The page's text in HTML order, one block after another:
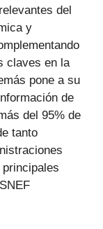
del
y
claves en la
pone a su
de
del 95% de
tanto